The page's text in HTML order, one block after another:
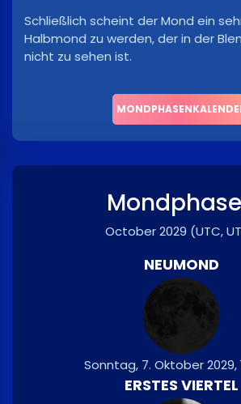
Schließlich scheint der Mond ein
Halbmond zu werden, der in der
nicht zu sehen ist.
October 2029 (UTC,
NEUMOND
Sonntag, 7. Oktober 2029,
ERSTES VIERTEL